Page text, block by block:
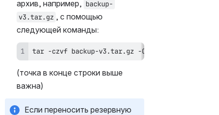
архив, например, backup-
v3.tar.gz , с помощью
следующей команды:
tar -czvf backup-v3.tar.gz -C /var/lib/
(точка в конце строки выше
важна)
Если переносить резервную